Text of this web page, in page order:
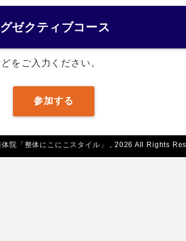
ゼクティブコース
をご入力ください。
参加する
院「整体にこにこスタイル」 , 2026 All Rights